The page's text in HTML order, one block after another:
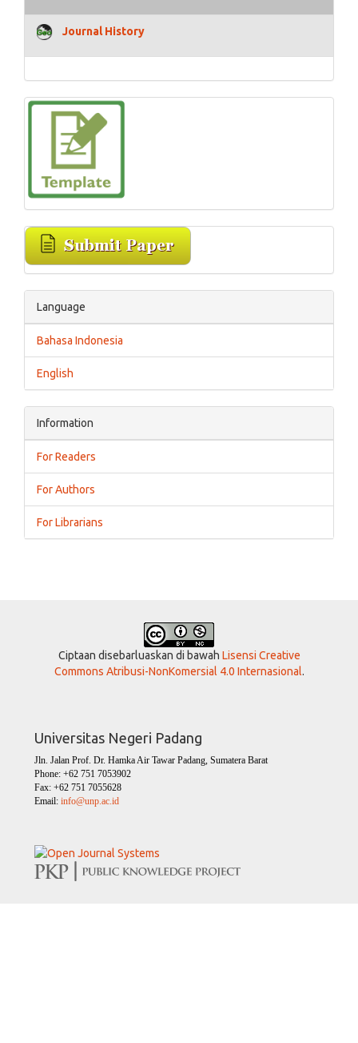
Journal History
Language
Bahasa Indonesia
English
Information
For Readers
For Authors
For Librarians
Ciptaan disebarluaskan di bawah Lisensi Creative
Commons Atribusi-NonKomersial 4.0 Internasional.
Universitas Negeri Padang
Jln. Jalan Prof. Dr. Hamka Air Tawar Padang, Sumatera Barat
Phone: +62 751 7053902
Fax: +62 751 7055628
Email: info@unp.ac.id